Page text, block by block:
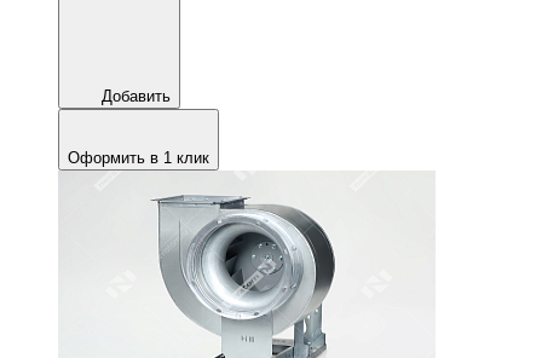
Добавить
Оформить в 1 клик